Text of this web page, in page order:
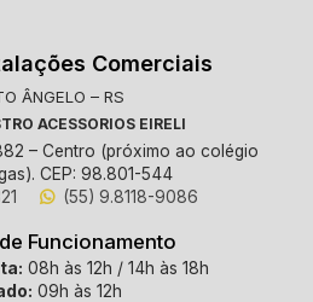
Comerciais
ÂNGELO – RS
ACESSORIOS EIRELI
– Centro (próximo ao colégio
CEP: 98.801-544
(55) 9.8118-9086
Funcionamento
08h às 12h / 14h às 18h
09h às 12h